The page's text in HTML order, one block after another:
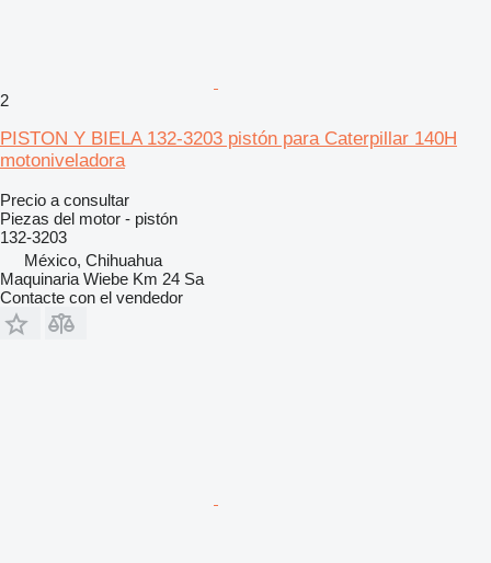
2
PISTON Y BIELA 132-3203 pistón para Caterpillar 140H
motoniveladora
Precio a consultar
Piezas del motor - pistón
132-3203
México, Chihuahua
Maquinaria Wiebe Km 24 Sa
Contacte con el vendedor